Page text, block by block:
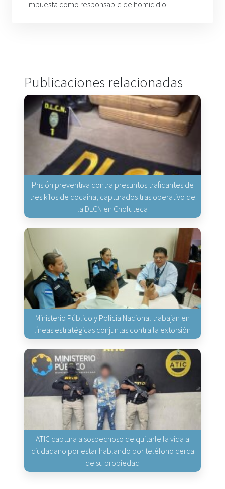
impuesta como responsable de homicidio.
Publicaciones relacionadas
Prisión preventiva contra presuntos traficantes de
tres kilos de cocaína, capturados tras operativo de
la DLCN en Choluteca
Ministerio Público y Policía Nacional trabajan en
líneas estratégicas conjuntas contra la extorsión
ATIC captura a sospechoso de quitarle la vida a
ciudadano por estar hablando por teléfono cerca
de su propiedad